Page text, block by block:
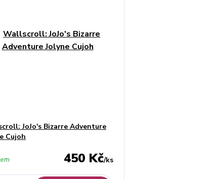
JoJo's Bizarre Adventure
Cujoh
450 Kč/ks